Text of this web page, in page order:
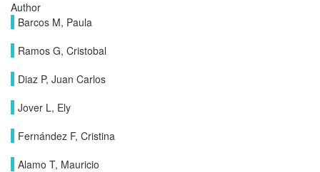
Author
Barcos M, Paula
Ramos G, Cristobal
Diaz P, Juan Carlos
Jover L, Ely
Fernández F, Cristina
Alamo T, Mauricio